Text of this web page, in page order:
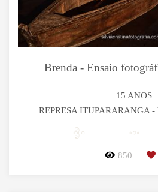
Brenda - Ensaio
15 ANOS
REPRESA ITUPARARANGA
850